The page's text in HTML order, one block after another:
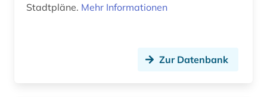
Stadtpläne. Mehr Informationen
Zur Datenbank